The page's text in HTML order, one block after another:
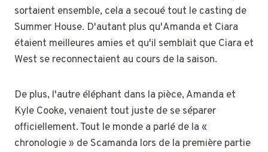
sortaient ensemble, cela a secoué tout le casting de
Summer House. D'autant plus qu'Amanda et Ciara
étaient meilleures amies et qu'il semblait que Ciara et
West se reconnectaient au cours de la saison.
De plus, l'autre éléphant dans la pièce, Amanda et
Kyle Cooke, venaient tout juste de se séparer
officiellement. Tout le monde a parlé de la «
chronologie » de Scamanda lors de la première partie